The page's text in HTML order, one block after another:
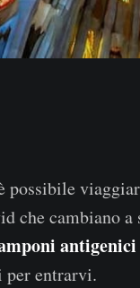
che cambiano a
per entrarvi.